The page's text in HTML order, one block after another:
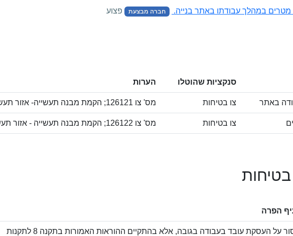
חברה מבצעת פצוע
סנקציות שהוטלו הערות
באתר צו בטיחות מס' צו 126121; הקמת מבנה תעשייה- אזור תעשייה אופקים
צו בטיחות מס' צו 126122; הקמת מבנה תעשייה - אזור תעשייה אופקים
בטיחות
הפרה
איסור על העסקת עובד בעבודה בגובה, אלא בהתקיים ההוראות האמורות בתקנה 8 לתקנות